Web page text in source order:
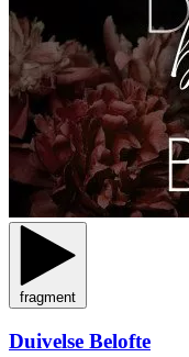
fragment
Duivelse Belofte